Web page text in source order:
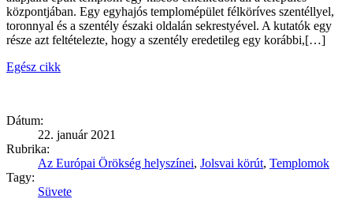
központjában. Egy egyhajós templomépület félköríves szentéllyel,
toronnyal és a szentély északi oldalán sekrestyével. A kutatók egy
része azt feltételezte, hogy a szentély eredetileg egy korábbi,[…]
Egész cikk
Dátum:
22. január 2021
Rubrika:
Az Európai Örökség helyszínei, Jolsvai körút, Templomok
Tagy:
Süvete